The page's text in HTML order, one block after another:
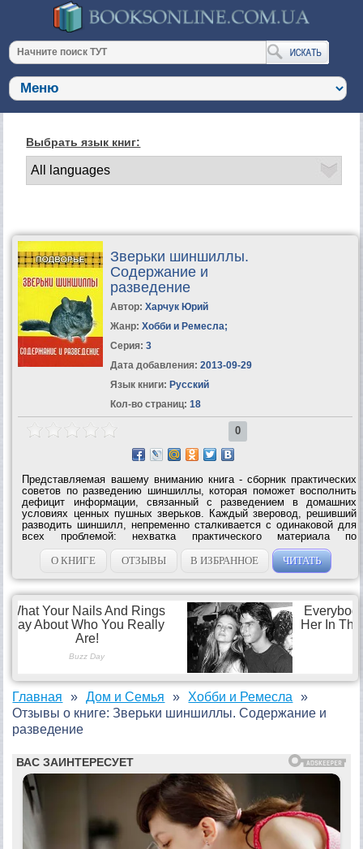
Выбрать язык книг:
Зверьки шиншиллы.
Содержание и
разведение
Автор: Харчук Юрий
Жанр: Хобби и Ремесла;
Серия: 3
Дата добавления: 2013-09-29
Язык книги: Русский
Кол-во страниц: 18
0
Представляемая вашему вниманию книга - сборник практических
советов по разведению шиншиллы, которая поможет восполнить
дефицит информации, связанный с разведением в домашних
условиях ценных пушных зверьков. Каждый зверовод, решивший
разводить шиншилл, непременно сталкивается с одинаковой для
всех проблемой: нехватка практического материала по
разведению и уходу за животными. Цель издетелей этой книги
вполне конкретна: помочь...
О КНИГЕ ОТЗЫВЫ В ИЗБРАННОЕ ЧИТАТЬ
Главная Дом и Семья
Хобби и Ремесла
Отзывы о книге: Зверьки шиншиллы. Содержание и
разведение